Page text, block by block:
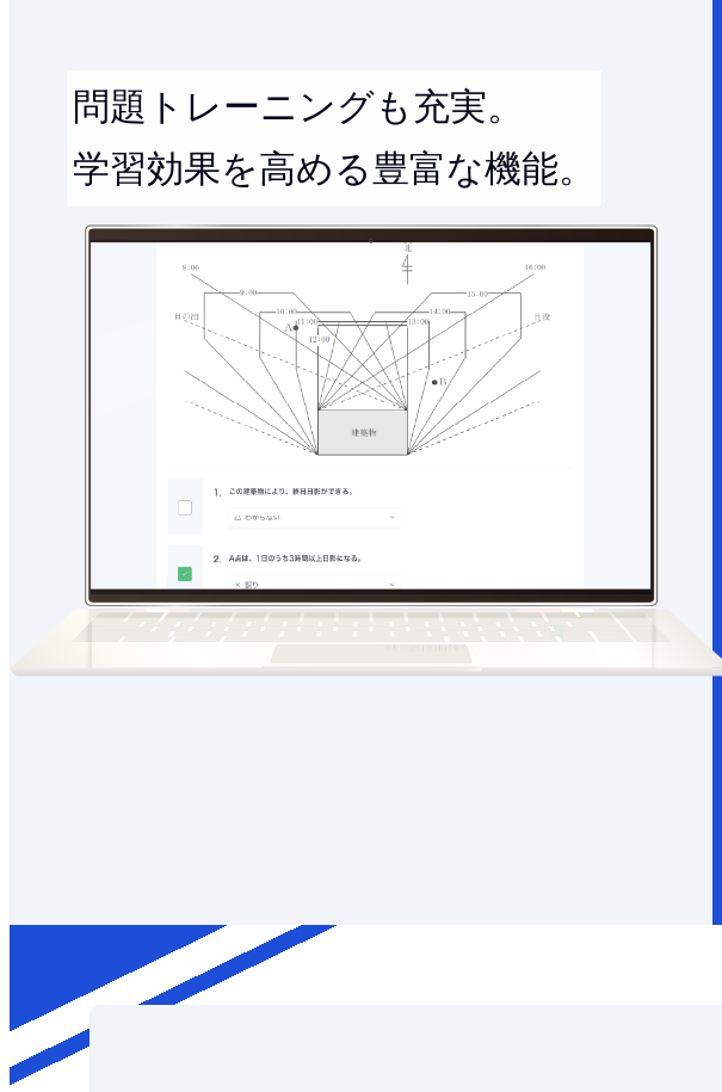
問題トレーニングも充実。
学習効果を高める豊富な機能。